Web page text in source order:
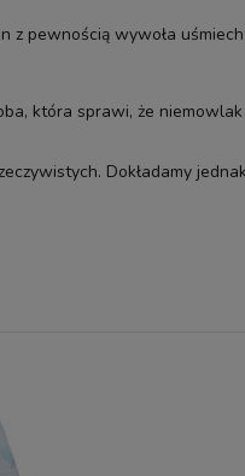
z pewnością wywoła
która sprawi, że
Dokładamy